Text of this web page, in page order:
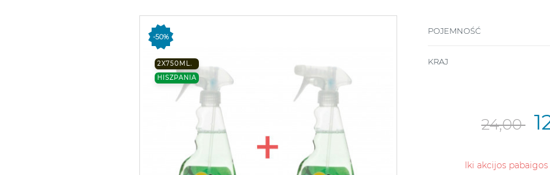
-50%
2X750ML.
HISZPANIA
POJEMNOŚĆ
KRAJ
24,00
Iki akcijos